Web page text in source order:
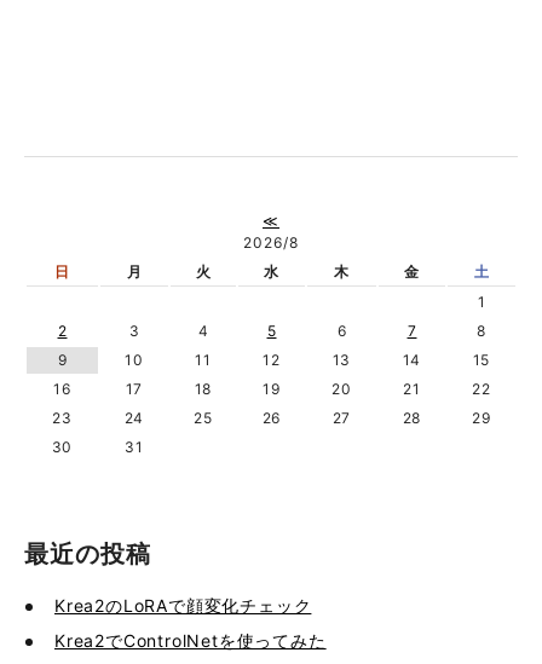
≪
2026/8
日
月 火 水 木 金
土
1
2
3 4 5 6 7
8
9
10 11 12 13 14
15
16
17 18 19 20 21
22
23
24 25 26 27 28
29
30
31
最近の投稿
Krea2のLoRAで顔変化チェック
Krea2でControlNetを使ってみた